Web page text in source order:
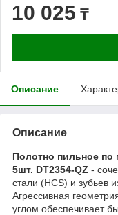
10 025 ₸
Описание
Описание
Полотно пильное по
5шт. DT2354-QZ -
стали (HCS) и зубьев
Агрессивная
углом обеспечивает